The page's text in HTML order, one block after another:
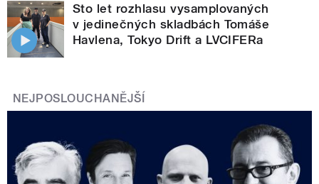
Sto let rozhlasu vysamplovaných
v jedinečných skladbách Tomáše
Havlena, Tokyo Drift a LVCIFERa
NEJPOSLOUCHANĚJŠÍ